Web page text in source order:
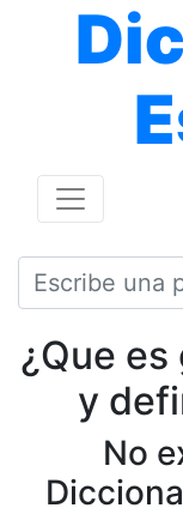
¿Que
y
No